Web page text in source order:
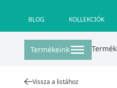
BLOG KOLLEKCIÓK
Termékeink
Vissza a listához